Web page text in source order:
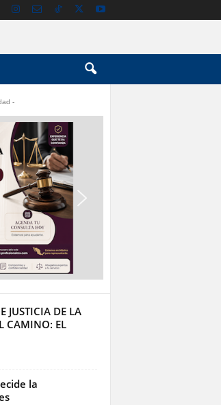
-
JUSTICIA DE LA
CAMINO: EL
la